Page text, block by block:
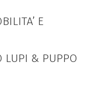
E
LUPI & PUPPO